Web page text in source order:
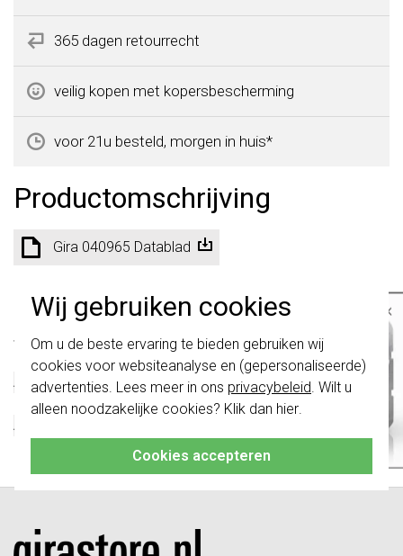
Wij gebruiken cookies
Om u de beste ervaring te bieden gebruiken wij
cookies voor websiteanalyse en (gepersonaliseerde)
advertenties. Lees meer in ons privacybeleid . Wilt u
alleen noodzakelijke cookies? Klik dan hier
Cookies accepteren
365 dagen retourrecht
veilig kopen met kopersbescherming
voor 21u besteld, morgen in huis*
Productomschrijving
Gira 040965 Datablad
Technische specificaties
Specificatie
Waarde
Kleur
Aluminium
Afsluitbaar
Nee
Met klapdeksel
Ja
Afmetingen
Nee
×
schakelwippen zijn vernieuwd. Ze zijn
niette combineren met de schakelaars
van vóór augustus 2024.
Klik hiervoor meer informatie, zodat je